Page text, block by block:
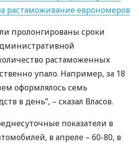
растаможивание еврономеров
пролонгированы сроки
растаможенных
упало. Например, за 18
оформлялось семь
в день”, – сказал Власов.
показатели в
в апреле – 60-80, в